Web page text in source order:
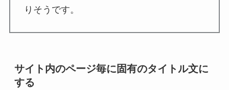
りそうです。
サイト内のページ毎に固有のタイトル文に
する